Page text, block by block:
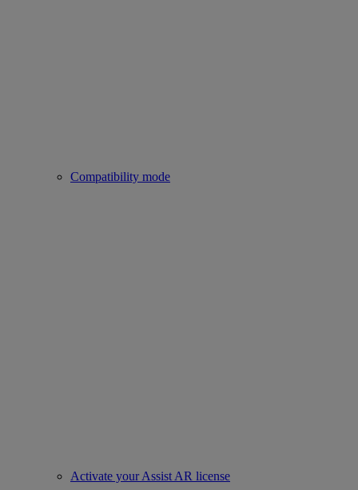
Compatibility mode
Activate your Assist AR license